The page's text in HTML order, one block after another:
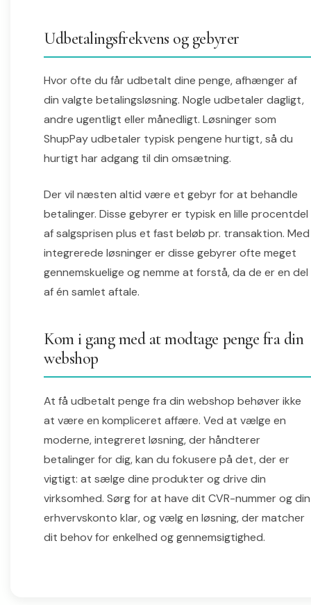
Udbetalingsfrekvens og gebyrer
Hvor ofte du får udbetalt dine penge, afhænger af
din valgte betalingsløsning. Nogle udbetaler dagligt,
andre ugentligt eller månedligt. Løsninger som
ShupPay udbetaler typisk pengene hurtigt, så du
hurtigt har adgang til din omsætning.
Der vil næsten altid være et gebyr for at behandle
betalinger. Disse gebyrer er typisk en lille procentdel
af salgsprisen plus et fast beløb pr. transaktion. Med
integrerede løsninger er disse gebyrer ofte meget
gennemskuelige og nemme at forstå, da de er en del
af én samlet aftale.
Kom i gang med at modtage penge fra din
webshop
At få udbetalt penge fra din webshop behøver ikke
at være en kompliceret affære. Ved at vælge en
moderne, integreret løsning, der håndterer
betalinger for dig, kan du fokusere på det, der er
vigtigt: at sælge dine produkter og drive din
virksomhed. Sørg for at have dit CVR-nummer og din
erhvervskonto klar, og vælg en løsning, der matcher
dit behov for enkelhed og gennemsigtighed.